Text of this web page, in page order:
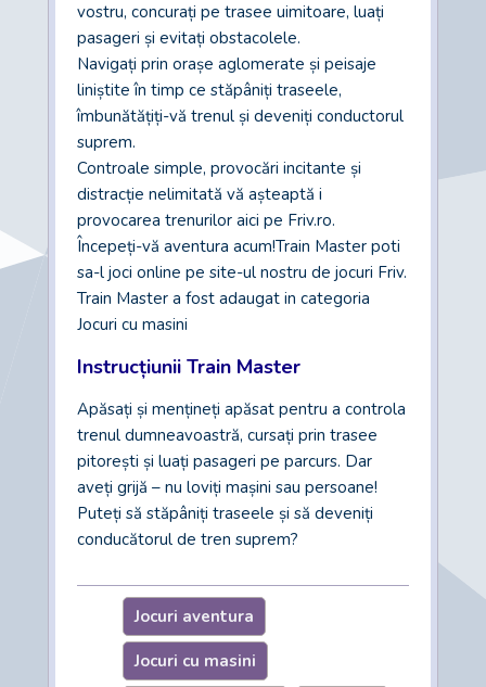
vostru, concurați pe trasee uimitoare, luați
pasageri și evitați obstacolele.
Navigați prin orașe aglomerate și peisaje
liniștite în timp ce stăpâniți traseele,
îmbunătățiți-vă trenul și deveniți conductorul
suprem.
Controale simple, provocări incitante și
distracție nelimitată vă așteaptă i
provocarea trenurilor aici pe Friv.ro.
Începeți-vă aventura acum!Train Master poti
sa-l joci online pe site-ul nostru de jocuri Friv.
Train Master a fost adaugat in categoria
Jocuri cu masini
Instrucțiunii Train Master
Apăsați și mențineți apăsat pentru a controla
trenul dumneavoastră, cursați prin trasee
pitorești și luați pasageri pe parcurs. Dar
aveți grijă – nu loviți mașini sau persoane!
Puteți să stăpâniți traseele și să deveniți
conducătorul de tren suprem?
Jocuri aventura
Jocuri cu masini